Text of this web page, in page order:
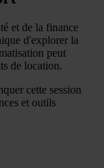
et de la finance
d'explorer la
peut
de location.
cette session
et outils